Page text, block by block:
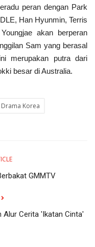
peran dengan Park
Han Hyunmin, Terris
akan berperan
Sam yang berasal
merupakan putra dari
besar di Australia.
Drama Korea
GMMTV
Cerita 'Ikatan Cinta'